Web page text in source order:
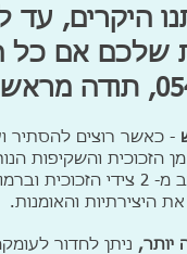
היקרים,
שלכם אם כל
- כאשר רוצים להסתיר
מן הזכוכית והשקיפות
של צריבה,
היצירתיות והאומנות.
יותר, ניתן לחדור